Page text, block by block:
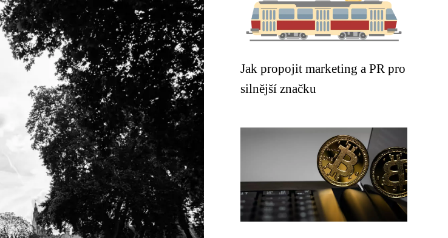
Jak propojit marketing a PR pro
silnější značku